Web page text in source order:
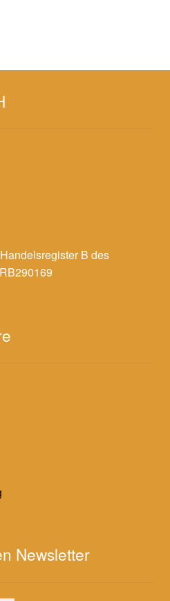
B des
Newsletter